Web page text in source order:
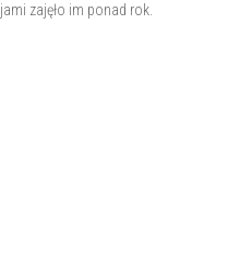
zajęło im ponad rok.